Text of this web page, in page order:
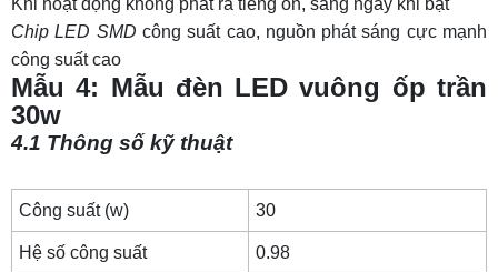
Khi hoạt động không phát ra tiếng ồn, sáng ngay khi bật
Chip LED SMD công suất cao, nguồn phát sáng cực mạnh
công suất cao
Mẫu 4: Mẫu đèn LED vuông ốp trần
30w
4.1 Thông số kỹ thuật
Công suất (w) 30
Hệ số công suất 0.98